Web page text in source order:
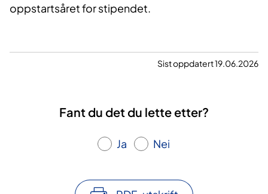
oppstartsåret for stipendet.
Sist oppdatert 19.06.2026
Fant du det du lette etter?
Ja Nei